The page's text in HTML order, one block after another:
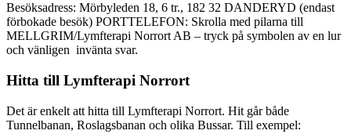
Besöksadress: Mörbyleden 18, 6 tr., 182 32 DANDERYD (endast
förbokade besök) PORTTELEFON: Skrolla med pilarna till
MELLGRIM/Lymfterapi Norrort AB – tryck på symbolen av en lur
och vänligen invänta svar.
Hitta till Lymfterapi Norrort
Det är enkelt att hitta till Lymfterapi Norrort. Hit går både
Tunnelbanan, Roslagsbanan och olika Bussar. Till exempel: